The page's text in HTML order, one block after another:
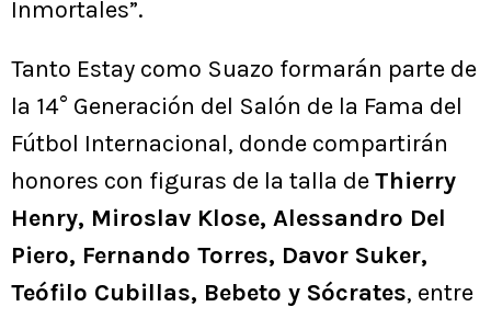
Inmortales”.
Tanto Estay como Suazo formarán parte de
la 14° Generación del Salón de la Fama del
Fútbol Internacional, donde compartirán
honores con figuras de la talla deThierry
Henry, Miroslav Klose, Alessandro Del
Piero, Fernando Torres, Davor Suker,
Teófilo Cubillas, Bebeto y Sócrates, entre